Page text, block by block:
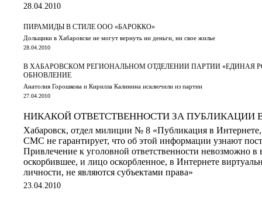
28.04.2010
ПИРАМИДЫ В СТИЛЕ ООО «БАРОККО»
Дольщики в Хабаровске не могут вернуть ни деньги, ни свое жилье
28.04.2010
В ХАБАРОВСКОМ РЕГИОНАЛЬНОМ ОТДЕЛЕНИИ ПАРТИИ «ЕДИНАЯ
ОБНОВЛЕНИЕ
Анатолия Горошкова и Кирилла Калинина исключили из партии
27.04.2010
НИКАКОЙ ОТВЕТСТВЕННОСТИ ЗА ПУБЛИКАЦИИ
Хабаровск, отдел милиции № 8 «Публикация в
СМС не гарантирует, что об этой информации узнают
Привлечение к уголовной ответственности невозможно в
оскорбившее, и лицо оскорбленное, в Интернете
личности, не являются субъектами права»
23.04.2010